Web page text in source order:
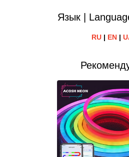
Язык |
RU| EN|